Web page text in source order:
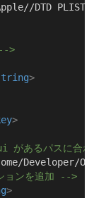
DTD PLIST
>
>
>
があるパスに合わ
Developer/
ョンを追加 -->
>